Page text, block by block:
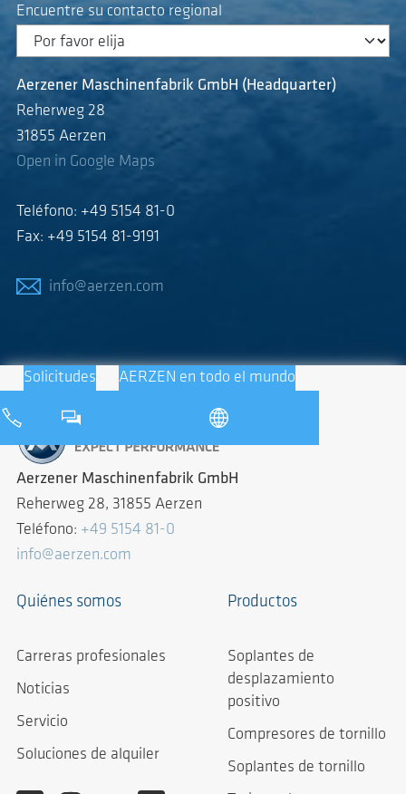
Encuentre su contacto regional
Aerzener Maschinenfabrik GmbH (Headquarter)
Reherweg 28
31855 Aerzen
Open in Google Maps
Teléfono: +49 5154 81-0
Fax: +49 5154 81-9191
info@aerzen.com
Solicitudes AERZEN en todo el mundo
Aerzener Maschinenfabrik GmbH
Reherweg 28, 31855 Aerzen
Teléfono: +49 5154 81-0
info@aerzen.com
Quiénes somos
Carreras profesionales
Noticias
Servicio
Soluciones de alquiler
Productos
Soplantes de
desplazamiento
positivo
Compresores de tornillo
Soplantes de tornillo